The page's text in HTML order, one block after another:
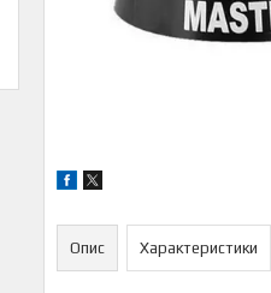
Опис Характеристики